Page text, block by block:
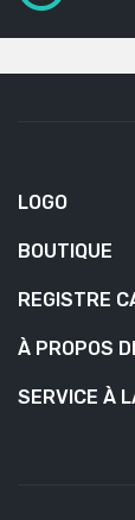
LOGO
BOUTIQUE
REGISTRE
À PROPOS
SERVICE À